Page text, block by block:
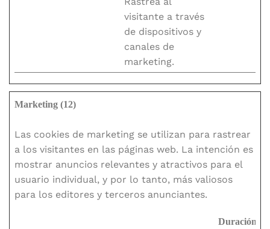
visitante a través
de dispositivos y
canales de
marketing.
Marketing (12)
Las cookies de marketing se utilizan para rastrear
a los visitantes en las páginas web. La intención es
mostrar anuncios relevantes y atractivos para el
usuario individual, y por lo tanto, más valiosos
para los editores y terceros anunciantes.
Duración